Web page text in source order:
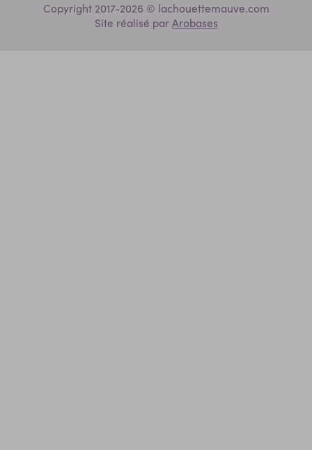
Copyright 2017-2026 © lachouettemauve.com
Site réalisé parArobases